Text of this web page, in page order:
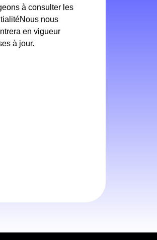
à consulter les
nous
en vigueur
à jour.